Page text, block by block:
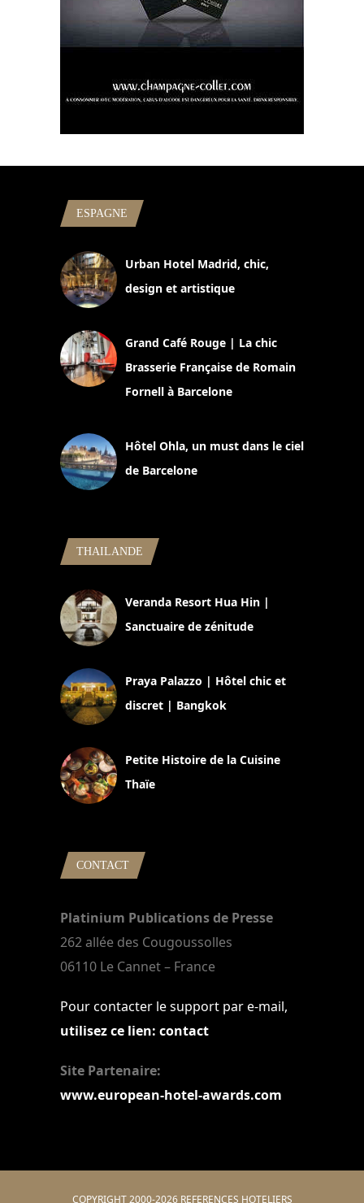
ESPAGNE
Urban Hotel Madrid, chic,
design et artistique
Grand Café Rouge | La chic
Brasserie Française de Romain
Fornell à Barcelone
Hôtel Ohla, un must dans le ciel
de Barcelone
THAILANDE
Veranda Resort Hua Hin |
Sanctuaire de zénitude
Praya Palazzo | Hôtel chic et
discret | Bangkok
Petite Histoire de la Cuisine
Thaïe
CONTACT
Platinium Publications de Presse
262 allée des Cougoussolles
06110 Le Cannet – France
Pour contacter le support par e-mail,
utilisez ce lien: contact
Site Partenaire:
www.european-hotel-awards.com
COPYRIGHT 2000-2026 REFERENCES HOTELIERS